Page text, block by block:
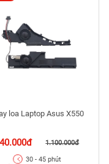
loa Laptop Asus X550
1.100.000đ
30 - 45 phút